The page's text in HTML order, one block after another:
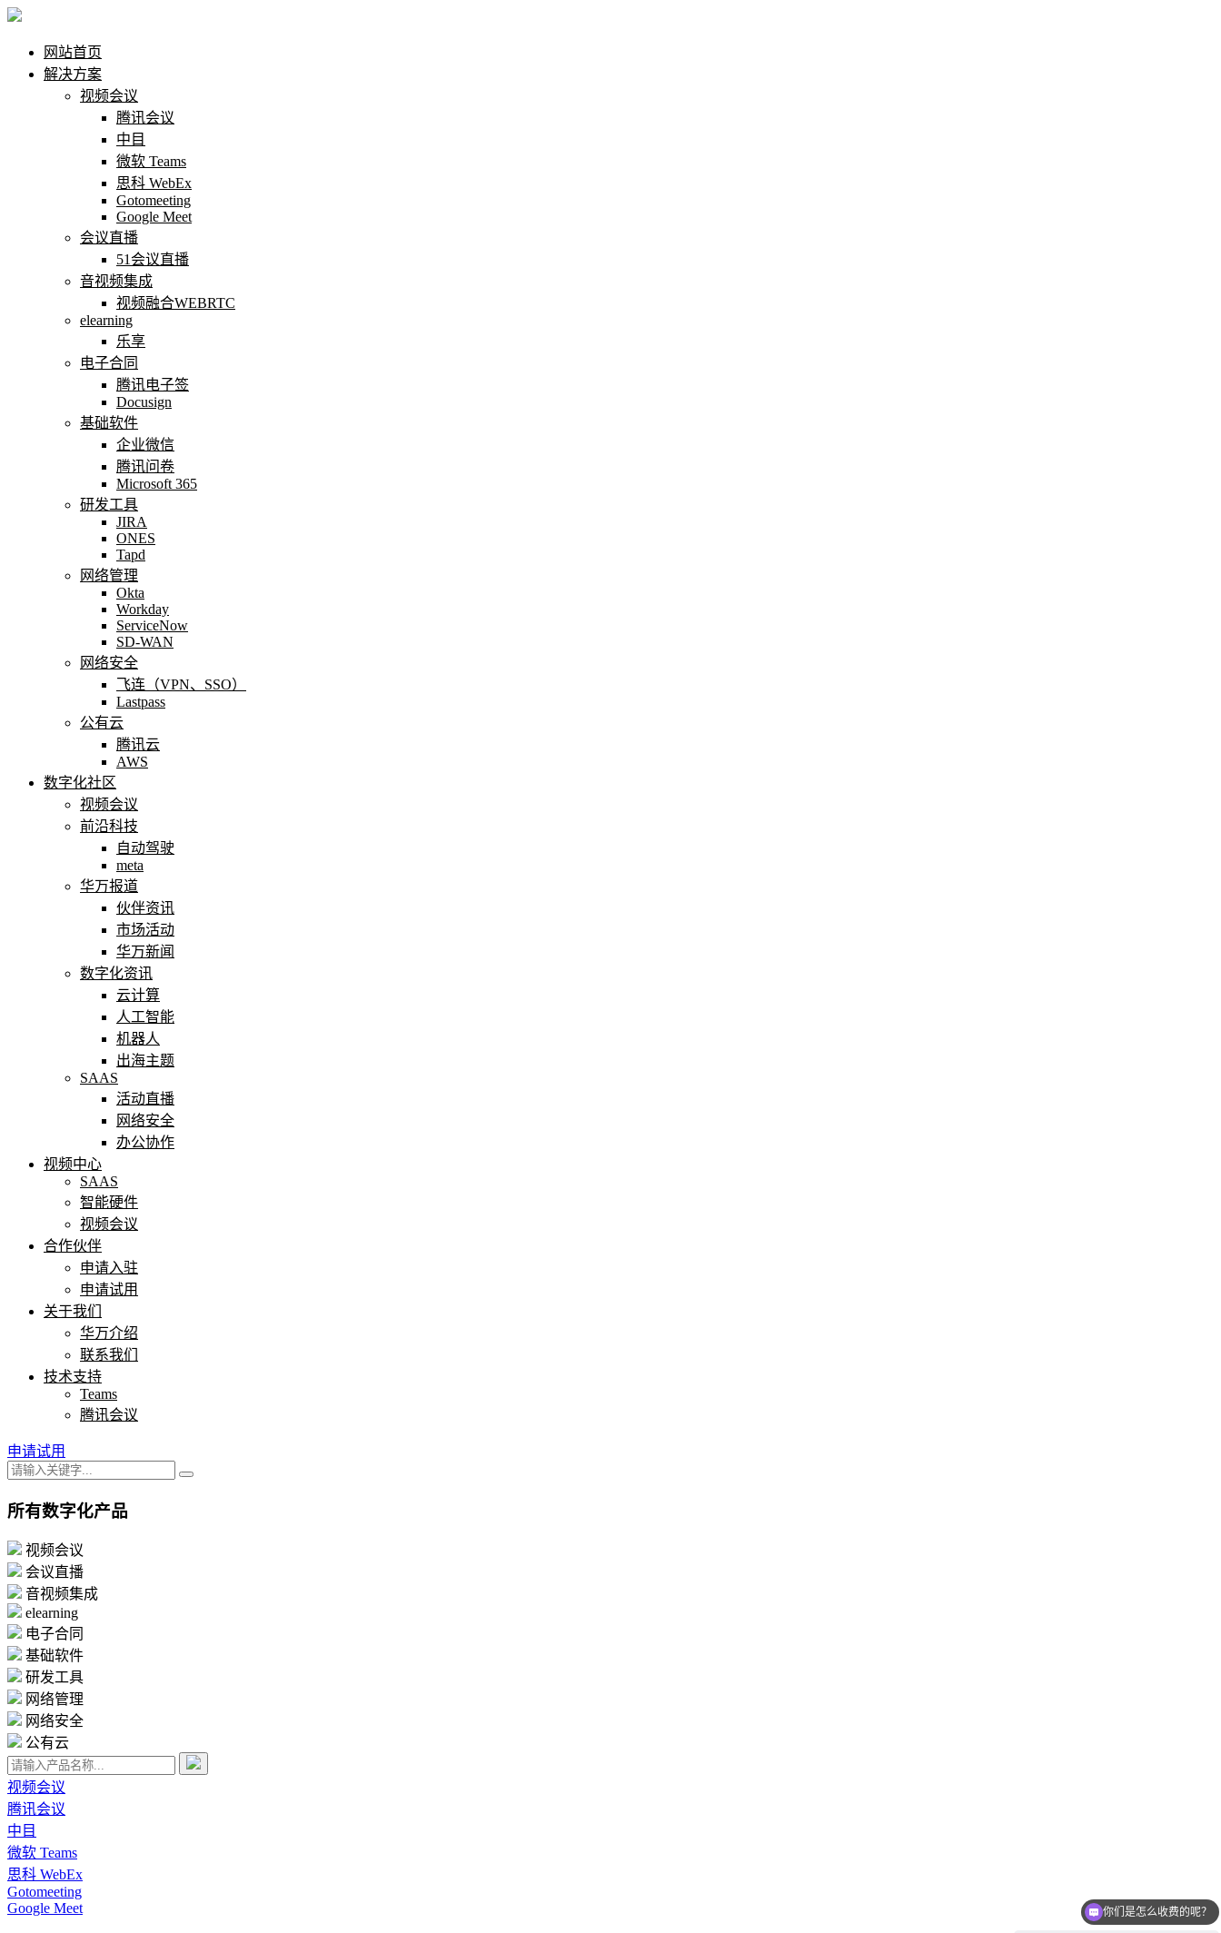
网站首页
解决方案
视频会议
腾讯会议
中目
微软 Teams
思科 WebEx
Gotomeeting
Google Meet
会议直播
51会议直播
音视频集成
视频融合WEBRTC
elearning
乐享
电子合同
腾讯电子签
Docusign
基础软件
企业微信
腾讯问卷
Microsoft 365
研发工具
JIRA
ONES
Tapd
网络管理
Okta
Workday
ServiceNow
SD-WAN
网络安全
飞连（VPN、SSO）
Lastpass
公有云
腾讯云
AWS
数字化社区
视频会议
前沿科技
自动驾驶
meta
华万报道
伙伴资讯
市场活动
华万新闻
数字化资讯
云计算
人工智能
机器人
出海主题
SAAS
活动直播
网络安全
办公协作
视频中心
SAAS
智能硬件
视频会议
合作伙伴
申请入驻
申请试用
关于我们
华万介绍
联系我们
技术支持
Teams
腾讯会议
申请试用
所有数字化产品
视频会议
会议直播
音视频集成
elearning
电子合同
基础软件
研发工具
网络管理
网络安全
公有云
视频会议
腾讯会议
中目
微软 Teams
思科 WebEx
Gotomeeting
Google Meet
现在有优惠活动么？